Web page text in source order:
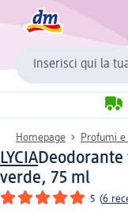
Inserisci qui la
Homepage Profumi e
LYCIADeodorante
verde, 75 ml
5 (6